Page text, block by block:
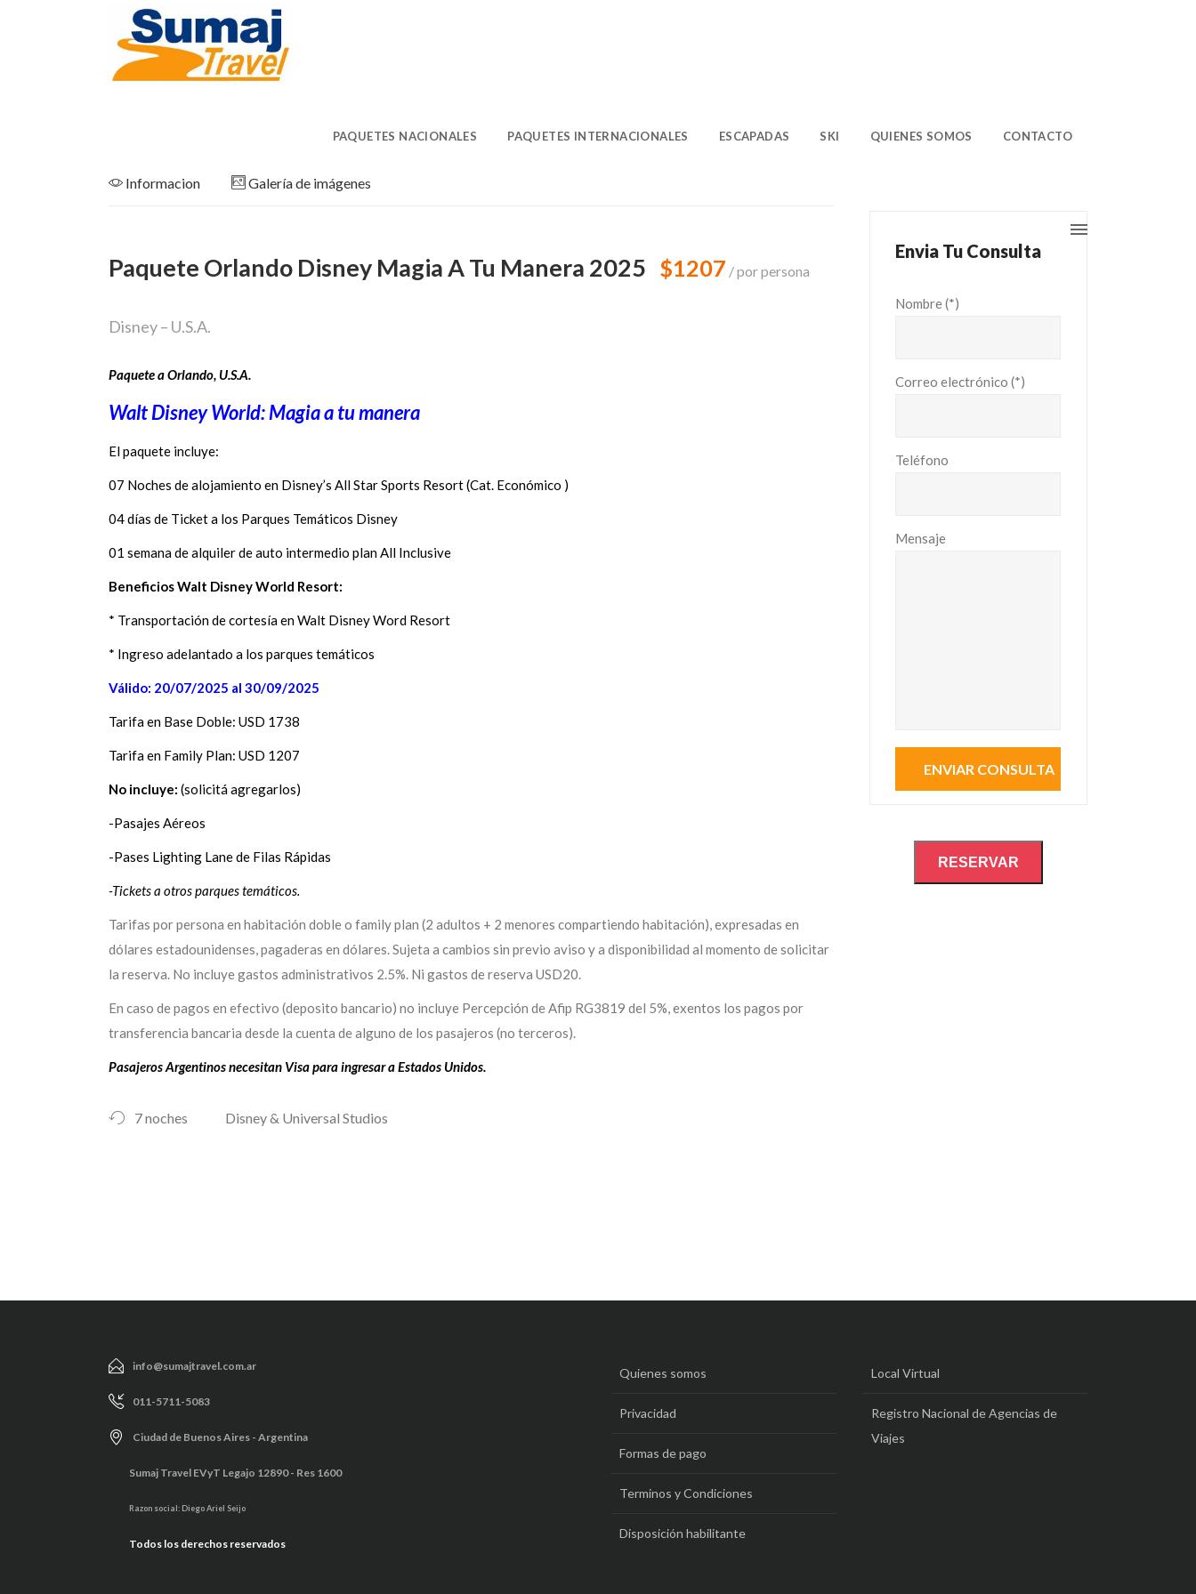
PAQUETES NACIONALES PAQUETES INTERNACIONALES ESCAPADAS SKI QUIENES SOMOS CONTACTO
Informacion Galería de imágenes
Paquete Orlando Disney Magia A Tu Manera 2025 $1207 por persona
Disney – U.S.A.
Paquete a Orlando, U.S.A.
Walt Disney World: Magia a tu manera
El paquete incluye:
07 Noches de alojamiento en Disney’s All Star Sports Resort (Cat. Económico )
04 días de Ticket a los Parques Temáticos Disney
01 semana de alquiler de auto intermedio plan All Inclusive
Beneficios Walt Disney World Resort:
* Transportación de cortesía en Walt Disney Word Resort
* Ingreso adelantado a los parques temáticos
Válido: 20/07/2025 al 30/09/2025
Tarifa en Base Doble: USD 1738
Tarifa en Family Plan: USD 1207
No incluye: (solicitá agregarlos)
-Pasajes Aéreos
-Pases Lighting Lane de Filas Rápidas
-Tickets a otros parques temáticos.
Tarifas por persona en habitación doble o family plan (2 adultos + 2 menores compartiendo habitación), expresadas en
dólares estadounidenses, pagaderas en dólares. Sujeta a cambios sin previo aviso y a disponibilidad al momento de solicitar
la reserva. No incluye gastos administrativos 2.5%. Ni gastos de reserva USD20.
En caso de pagos en efectivo (deposito bancario) no incluye Percepción de Afip RG3819 del 5%, exentos los pagos por
transferencia bancaria desde la cuenta de alguno de los pasajeros (no terceros).
Pasajeros Argentinos necesitan Visa para ingresar a Estados Unidos.
7 noches Disney & Universal Studios
Envia Tu Consulta
Nombre (*)
Correo electrónico (*)
Teléfono
Mensaje
RESERVAR
info@sumajtravel.com.ar
011-5711-5083
Ciudad de Buenos Aires - Argentina
Sumaj Travel EVyT Legajo 12890 - Res 1600
Razon social: Diego Ariel Seijo
Todos los derechos reservados
Quienes somos
Privacidad
Formas de pago
Terminos y Condiciones
Disposición habilitante
Local Virtual
Registro Nacional de Agencias de
Viajes